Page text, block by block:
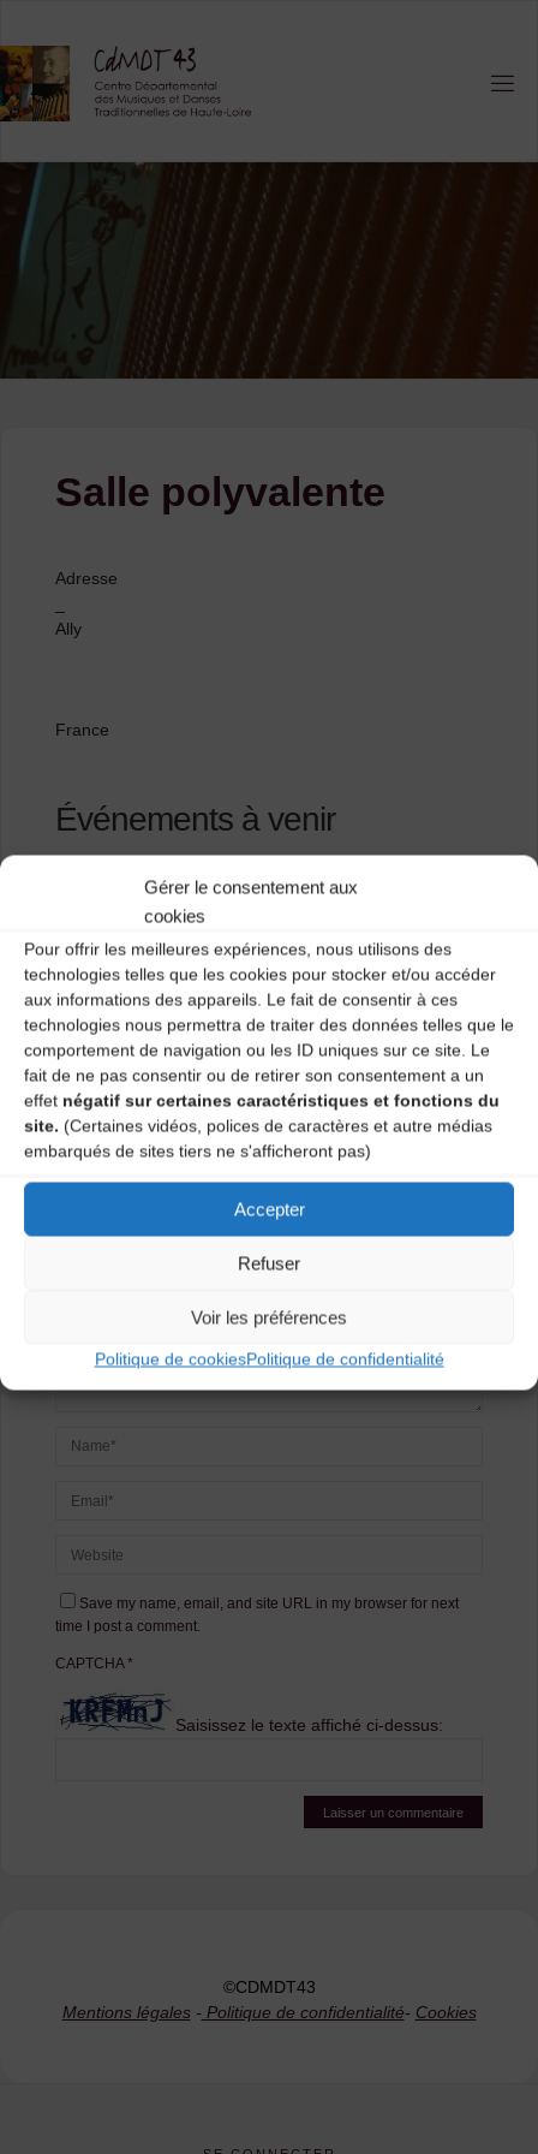
Gérer le consentement aux
cookies
Pour offrir les meilleures expériences, nous utilisons des
technologies telles que les cookies pour stocker et/ou accéder
aux informations des appareils. Le fait de consentir à ces
technologies nous permettra de traiter des données telles que le
comportement de navigation ou les ID uniques sur ce site. Le
fait de ne pas consentir ou de retirer son consentement a un
effet négatif sur certaines caractéristiques et fonctions du
site. (Certaines vidéos, polices de caractères et autre médias
embarqués de sites tiers ne s'afficheront pas)
Accepter
Refuser
Voir les préférences
Politique de cookiesPolitique de confidentialité
content
Salle polyvalente
Adresse
Ally
France
Événements à venir
<li>Aucun événement à cet emplacement</li>
Salle de l’Assemblée
Laisser un
commentaire
obligatoires sont indiqués avec*
Save my name, email, and site URL in my browser for next
time I post a comment.
CAPTCHA*
Saisissez le texte affiché ci-dessus:
©CDMDT43
Mentions légales- Politique de confidentialité- Cookies